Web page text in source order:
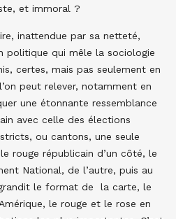
et immoral ?
inattendue par sa netteté,
politique qui mêle la sociologie
certes, mais pas seulement en
peut relever, notamment en
une étonnante ressemblance
avec celle des élections
ou cantons, une seule
rouge républicain d’un côté, le
National, de l’autre, puis au
le format de la carte, le
le rouge et le rose en